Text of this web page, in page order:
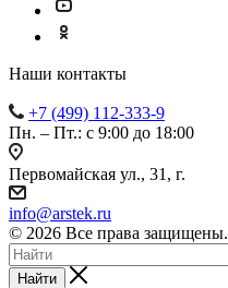
Наши контакты
+7 (499) 112-333-9
Пн. – Пт.: с 9:00 до 18:00
Первомайская ул., 31, г.
info@arstek.ru
© 2026 Все права защищены.
Найти